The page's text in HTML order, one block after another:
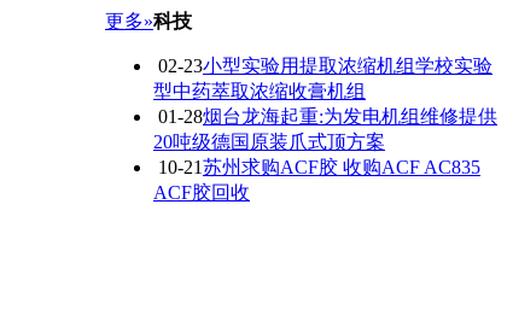
更多»科技
02-23小型实验用提取浓缩机组学校实验
型中药萃取浓缩收膏机组
01-28烟台龙海起重:为发电机组维修提供
20吨级德国原装爪式顶方案
10-21苏州求购ACF胶 收购ACF AC835
ACF胶回收